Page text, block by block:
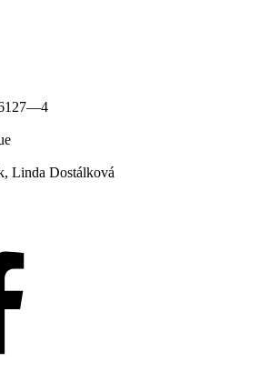
Linda Dostálková